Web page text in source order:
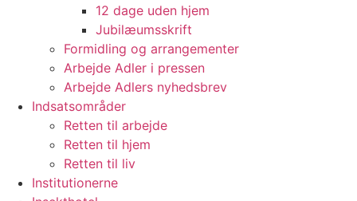
12 dage uden hjem
Jubilæumsskrift
Formidling og arrangementer
Arbejde Adler i pressen
Arbejde Adlers nyhedsbrev
Indsatsområder
Retten til arbejde
Retten til hjem
Retten til liv
Institutionerne